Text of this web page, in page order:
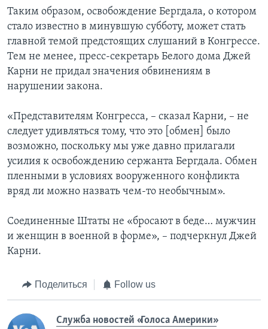
Таким образом, освобождение Бергдала, о котором
стало известно в минувшую субботу, может стать
главной темой предстоящих слушаний в Конгрессе.
Тем не менее, пресс-секретарь Белого дома Джей
Карни не придал значения обвинениям в
нарушении закона.
«Представителям Конгресса, – сказал Карни, – не
следует удивляться тому, что это [обмен] было
возможно, поскольку мы уже давно прилагали
усилия к освобождению сержанта Бергдала. Обмен
пленными в условиях вооруженного конфликта
вряд ли можно назвать чем-то необычным».
Соединенные Штаты не «бросают в беде… мужчин
и женщин в военной в форме», – подчеркнул Джей
Карни.
Поделиться Follow us
Служба новостей «Голоса Америки»